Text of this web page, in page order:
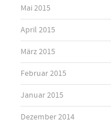
Mai 2015
April 2015
März 2015
Februar 2015
Januar 2015
Dezember 2014